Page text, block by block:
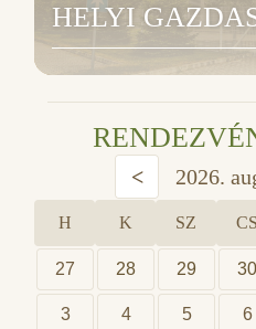
HELYI
< 2026.
H K SZ CS
27 28 29 30
3 4 5 6